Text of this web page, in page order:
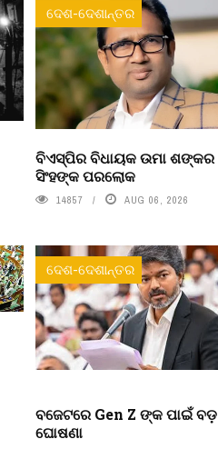
ଦେଶ-ଦେଶାନ୍ତର
ବିଏସ୍‌ପିର ବିଧାୟକ ଉମା ଶଙ୍କର
ସିଂହଙ୍କ ପରଲୋକ
14857 AUG 06, 2026
ଦେଶ-ଦେଶାନ୍ତର
ବଜେଟରେ Gen Z ଙ୍କ ପାଇଁ ବଡ଼
ଘୋଷଣା